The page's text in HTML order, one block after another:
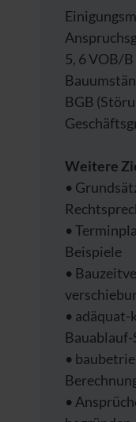
5, 6 VOB/
BGB
Weitere
•
•
Beispiele
•
• adäquat-
•
•